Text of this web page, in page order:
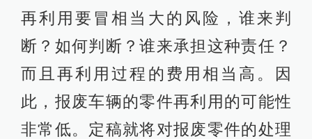
再利用要冒相当大的风险，谁来判
断？如何判断？谁来承担这种责任？
而且再利用过程的费用相当高。因
此，报废车辆的零件再利用的可能性
非常低。定稿就将对报废零件的处理